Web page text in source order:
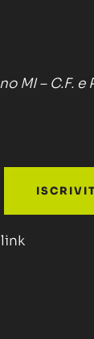
MI – C.F. e